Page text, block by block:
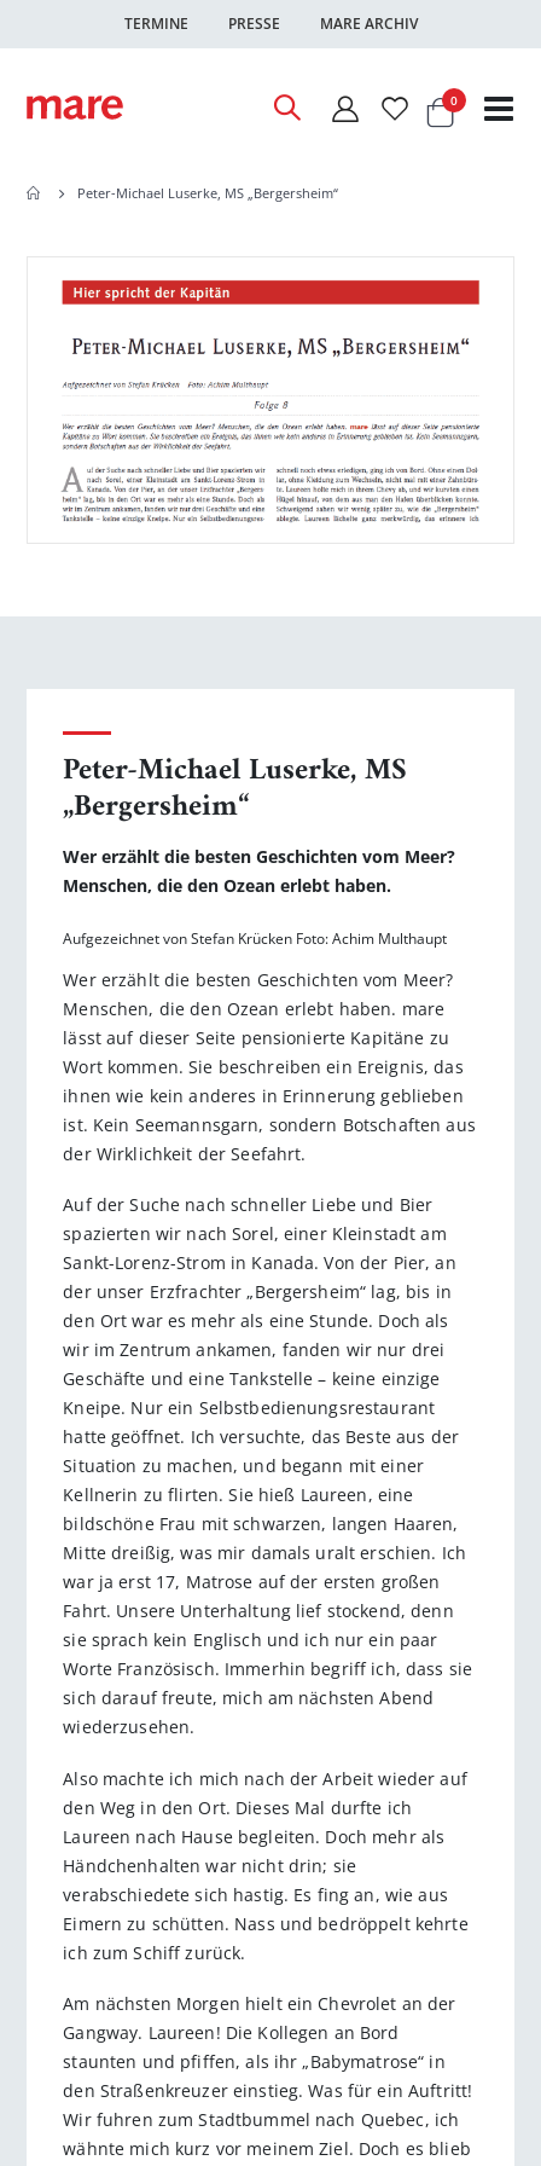
TERMINE PRESSE MARE ARCHIV
Warenkorb
0Artikel
Peter-Michael Luserke, MS „Bergersheim“
Ende
Bildgalerie
springen
Anfang
Bildgalerie
springen
Peter-Michael Luserke, MS
„Bergersheim“
Wer erzählt die besten Geschichten vom Meer?
Menschen, die den Ozean erlebt haben.
Aufgezeichnet von Stefan Krücken Foto: Achim Multhaupt
Wer erzählt die besten Geschichten vom Meer?
Menschen, die den Ozean erlebt haben. mare
lässt auf dieser Seite pensionierte Kapitäne zu
Wort kommen. Sie beschreiben ein Ereignis, das
ihnen wie kein anderes in Erinnerung geblieben
ist. Kein Seemannsgarn, sondern Botschaften aus
der Wirklichkeit der Seefahrt.
Auf der Suche nach schneller Liebe und Bier
spazierten wir nach Sorel, einer Kleinstadt am
Sankt-Lorenz-Strom in Kanada. Von der Pier, an
der unser Erzfrachter „Bergersheim“ lag, bis in
den Ort war es mehr als eine Stunde. Doch als
wir im Zentrum ankamen, fanden wir nur drei
Geschäfte und eine Tankstelle – keine einzige
Kneipe. Nur ein Selbstbedienungsrestaurant
hatte geöffnet. Ich versuchte, das Beste aus der
Situation zu machen, und begann mit einer
Kellnerin zu flirten. Sie hieß Laureen, eine
bildschöne Frau mit schwarzen, langen Haaren,
Mitte dreißig, was mir damals uralt erschien. Ich
war ja erst 17, Matrose auf der ersten großen
Fahrt. Unsere Unterhaltung lief stockend, denn
sie sprach kein Englisch und ich nur ein paar
Worte Französisch. Immerhin begriff ich, dass sie
sich darauf freute, mich am nächsten Abend
wiederzusehen.
Also machte ich mich nach der Arbeit wieder auf
den Weg in den Ort. Dieses Mal durfte ich
Laureen nach Hause begleiten. Doch mehr als
Händchenhalten war nicht drin; sie
verabschiedete sich hastig. Es fing an, wie aus
Eimern zu schütten. Nass und bedröppelt kehrte
ich zum Schiff zurück.
Am nächsten Morgen hielt ein Chevrolet an der
Gangway. Laureen! Die Kollegen an Bord
staunten und pfiffen, als ihr „Babymatrose“ in
den Straßenkreuzer einstieg. Was für ein Auftritt!
Wir fuhren zum Stadtbummel nach Quebec, ich
wähnte mich kurz vor meinem Ziel. Doch es blieb